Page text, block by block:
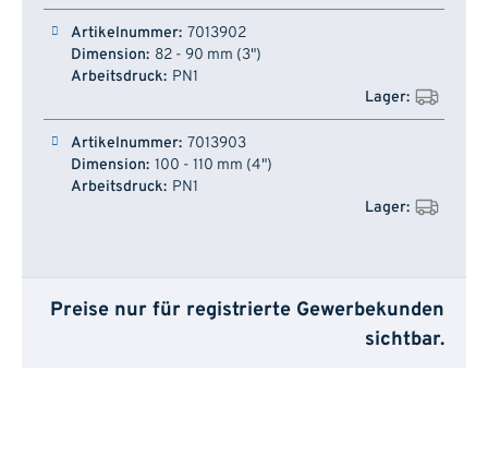
7013902
82 - 90 mm (3")
PN1
7013903
100 - 110 mm (4")
PN1
Preise nur für registrierte Gewerbekunden
sichtbar.